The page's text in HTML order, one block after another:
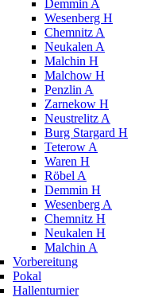
Demmin A
Wesenberg H
Chemnitz A
Neukalen A
Malchin H
Malchow H
Penzlin A
Zarnekow H
Neustrelitz A
Burg Stargard H
Teterow A
Waren H
Röbel A
Demmin H
Wesenberg A
Chemnitz H
Neukalen H
Malchin A
Vorbereitung
Pokal
Hallenturnier